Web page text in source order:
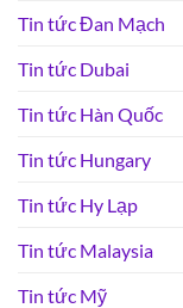
Tin tức Đan Mạch
Tin tức Dubai
Tin tức Hàn Quốc
Tin tức Hungary
Tin tức Hy Lạp
Tin tức Malaysia
Tin tức Mỹ